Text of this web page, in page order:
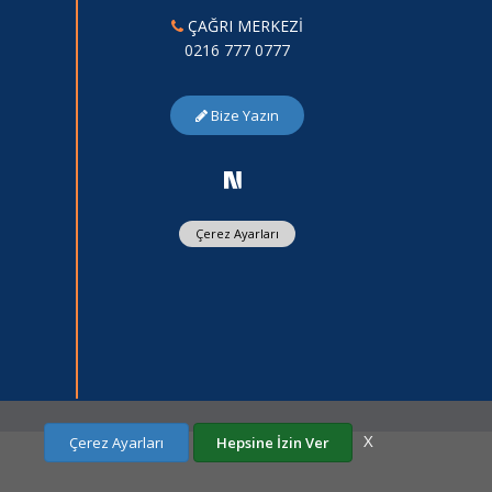
ÇAĞRI MERKEZİ
0216 777 0777
Bize Yazın
Çerez Ayarları
Çerez Ayarları Hepsine İzin Ver X